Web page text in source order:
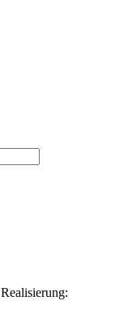
Realisierung: